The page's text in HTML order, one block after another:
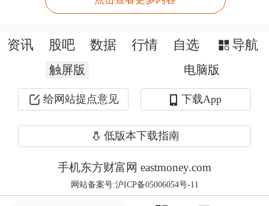
上券商共同推荐，但居然无1只热门金
股取得正收益。如被17家券商共同推荐
且有“免税茅”之称的
中国中免在7月下
跌了9.24%；有9家券商共同推荐的贵州
茅台下跌7.17%；被7家券商共同推荐的
下跌11.65%；有6家共同推荐的
东方财富下跌12.4%。19只热门金股
中国国航7月份以16.88%的跌幅“夺
资讯 股吧 数据 行情 自选 导航
触屏版 电脑版
给网站提点意见 下载App
低版本下载指南
手机东方财富网 eastmoney.com
网站备案号:沪ICP备05006054号-11